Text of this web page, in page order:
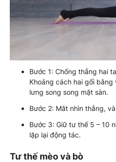
Bước 1: Chống thẳng hai
Khoảng cách hai gối
lưng song song mặt sàn.
Bước 2: Mắt nhìn thẳng,
Bước 3: Giữ tư thế 5 – 10
lặp lại động tác.
Tư thế mèo và bò